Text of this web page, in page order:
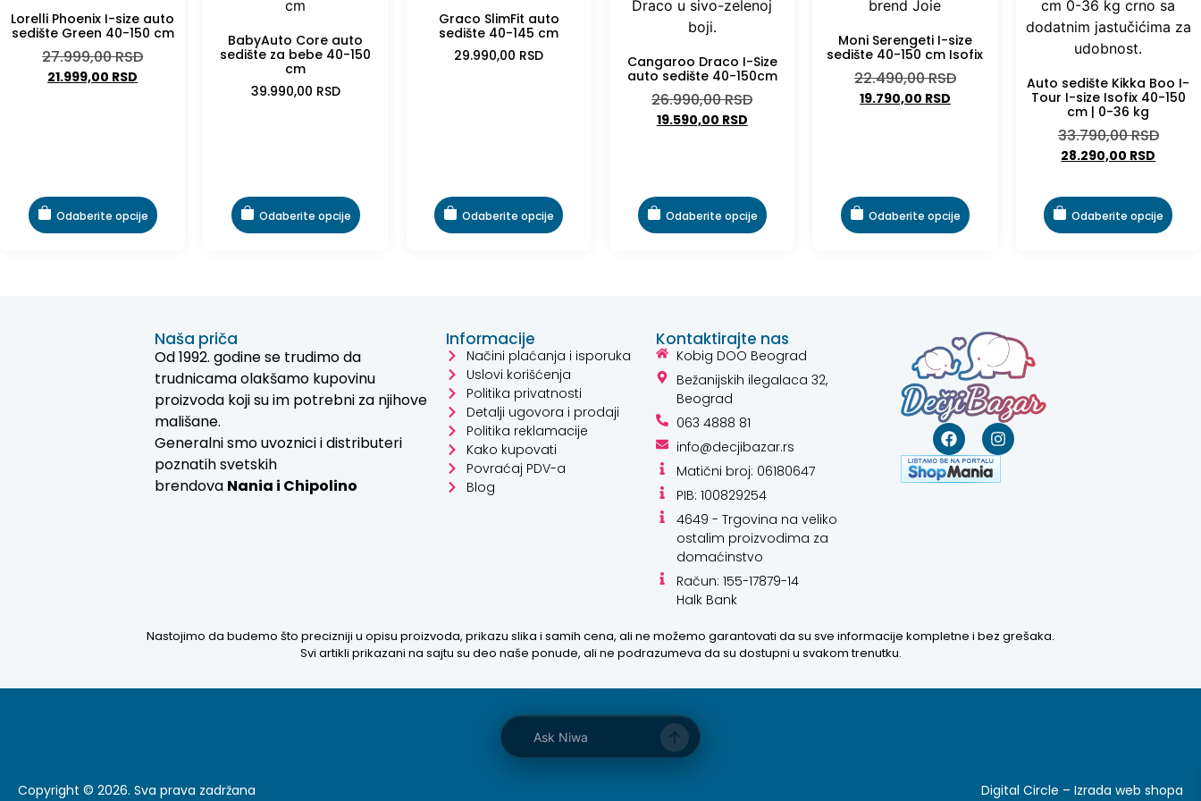
Lorelli Phoenix I-size auto
sedište Green 40-150 cm
27.999,00RSD
21.999,00 RSD
Odaberite opcije
BabyAuto Core auto
sedište za bebe 40-150
cm
39.990,00 RSD
Odaberite opcije
Graco SlimFit auto
sedište 40-145 cm
29.990,00 RSD
Odaberite opcije
Cangaroo Draco I-Size
auto sedište 40-150cm
26.990,00RSD
19.590,00 RSD
Odaberite opcije
Moni Serengeti I-size
sedište 40-150 cm Isofix
22.490,00RSD
19.790,00 RSD
Odaberite opcije
Auto sedište Kikka Boo I-
Tour I-size Isofix 40-150
cm | 0-36 kg
33.790,00RSD
28.290,00 RSD
Odaberite opcije
Naša priča
Od 1992. godine se trudimo da
trudnicama olakšamo kupovinu
proizvoda koji su im potrebni za njihove
mališane.
Generalni smo uvoznici i distributeri
poznatih svetskih
brendova Nania i Chipolino
Informacije
Načini plaćanja i isporuka
Uslovi korišćenja
Politika privatnosti
Detalji ugovora i prodaji
Politika reklamacije
Kako kupovati
Povraćaj PDV-a
Blog
Kontaktirajte nas
Kobig DOO Beograd
Bežanijskih ilegalaca 32,
Beograd
063 4888 81
info@decjibazar.rs
Matični broj: 06180647
PIB: 100829254
4649 - Trgovina na veliko
ostalim proizvodima za
domaćinstvo
Račun: 155-17879-14
Halk Bank
Nastojimo da budemo što precizniji u opisu proizvoda, prikazu slika i samih cena, ali ne možemo garantovati da su sve informacije kompletne i bez grešaka.
Svi artikli prikazani na sajtu su deo naše ponude, ali ne podrazumeva da su dostupni u svakom trenutku.
Copyright © 2026. Sva prava zadržana Digital Circle – Izrada web shopa
Kako mogu da
Pitajte me šta god
mogu da
pomognem.
Prikaži najnovije
Ask Niwa